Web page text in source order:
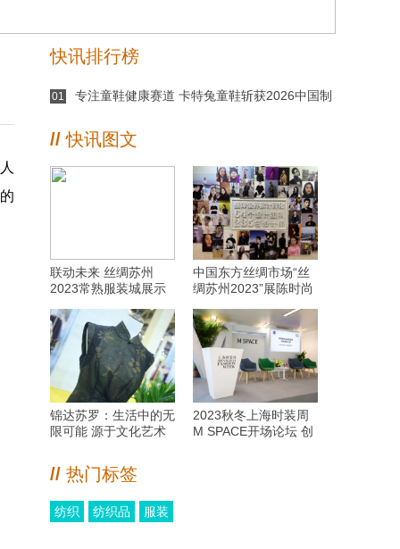
快讯排行榜
01
专注童鞋健康赛道 卡特兔童鞋斩获2026中国制
// 快讯图文
联动未来 丝绸苏州
2023常熟服装城展示
中国东方丝绸市场“丝
绸苏州2023”展陈时尚
泽设计新名片
锦达苏罗：生活中的无
限可能 源于文化艺术
2023秋冬上海时装周
M SPACE开场论坛 创
// 热门标签
纺织 纺织品 服装